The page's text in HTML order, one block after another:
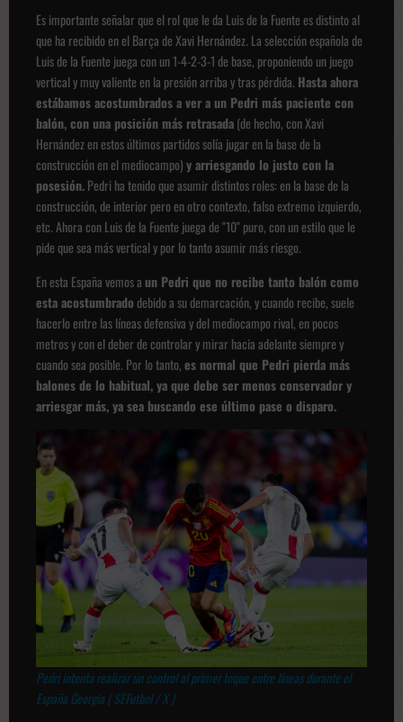
Es importante señalar que el rol que le da Luis de la Fuente es distinto al
que ha recibido en el Barça de Xavi Hernández. La selección española de
Luis de la Fuente juega con un 1-4-2-3-1 de base, proponiendo un juego
vertical y muy valiente en la presión arriba y tras pérdida. Hasta ahora
estábamos acostumbrados a ver a un Pedri más paciente con
balón, con una posición más retrasada(de hecho, con Xavi
Hernández en estos últimos partidos solía jugar en la base de la
construcción en el mediocampo)y arriesgando lo justo con la
posesión.Pedri ha tenido que asumir distintos roles: en la base de la
construcción, de interior pero en otro contexto, falso extremo izquierdo,
etc. Ahora con Luis de la Fuente juega de "10" puro, con un estilo que le
pide que sea más vertical y por lo tanto asumir más riesgo.
En esta España vemos aun Pedri que no recibe tanto balón como
esta acostumbradodebido a su demarcación, y cuando recibe, suele
hacerlo entre las líneas defensiva y del mediocampo rival, en pocos
metros y con el deber de controlar y mirar hacia adelante siempre y
cuando sea posible. Por lo tanto,es normal que Pedri pierda más
balones de lo habitual, ya que debe ser menos conservador y
arriesgar más, ya sea buscando ese último pase o disparo.
Pedri intenta realizar un control al primer toque entre líneas durante el
España Georgia ( SEFutbol / X )